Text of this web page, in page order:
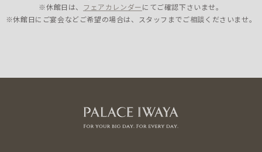
※休館日は、 フェアカレンダーにてご確認下さいませ。
※休館日にご宴会などご希望の場合は、スタッフまでご相談くださいませ。